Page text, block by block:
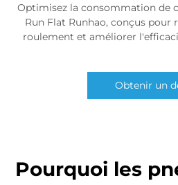
Optimisez la consommation de
Run Flat Runhao, conçus pour
roulement et améliorer
Obtenir un
Pourquoi les